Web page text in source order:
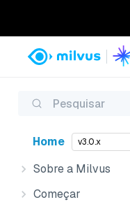
Pesquisar
Home v3.0.x
Sobre a Milvus
Começar